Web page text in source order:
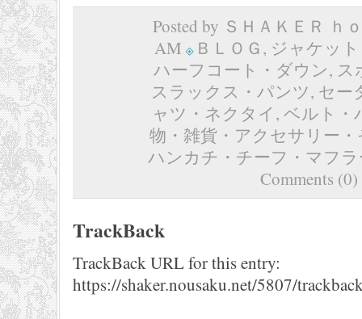
Posted by ＳＨＡＫＥＲ ｈ
AM
ＢＬＯＧ, ジャケッ
ハーフコート・ダウン, ス
スラックス・パンツ, セー
ャツ・ネクタイ , ベルト・
物・雑貨・アクセサリー
ハンカチ・チーフ・マフラ
Comments (0)
TrackBack
TrackBack URL for this entry:
https://shaker.nousaku.net/5807/